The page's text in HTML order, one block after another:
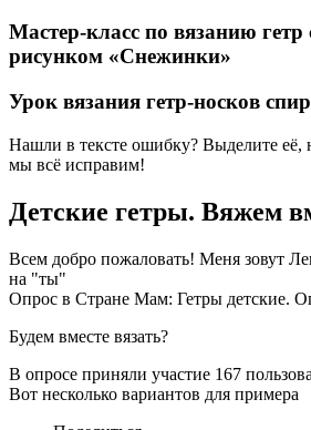
Мастер-класс по вязанию
рисунком «Снежинки»
Урок вязания гетр-носков
Нашли в тексте ошибку? Выделите её,
мы всё исправим!
Детские гетры. Вяжем
Всем добро пожаловать! Меня зовут
на "ты"
Опрос в Стране Мам: Гетры детские.
Будем вместе вязать?
В опросе приняли участие 167
Вот несколько вариантов для примера